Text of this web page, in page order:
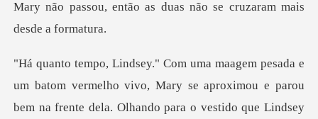
ary se aproximou e parou
bem na frente dela. Olhando para o vestido que Linds